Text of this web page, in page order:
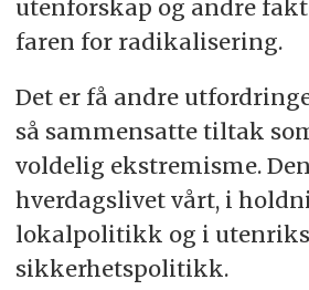
utenforskap og andre
faren for radikalisering.
Det er få andre
så sammensatte tiltak
voldelig ekstremisme.
hverdagslivet vårt, i
lokalpolitikk og i
sikkerhetspolitikk.